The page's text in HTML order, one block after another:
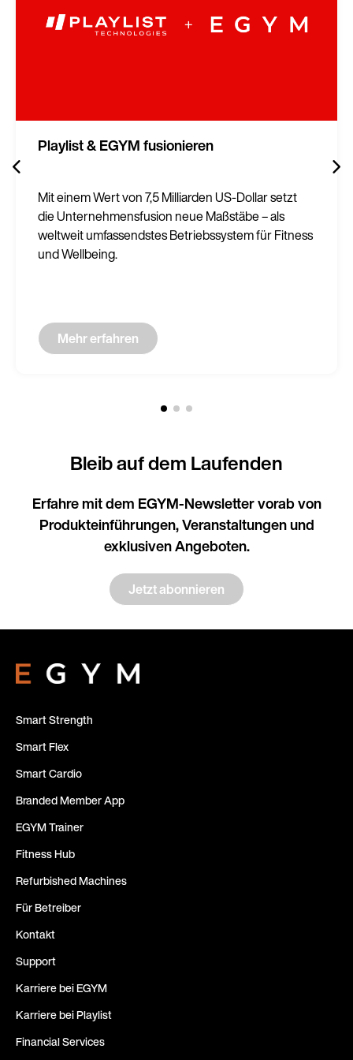
Playlist & EGYM fusionieren
Mit einem Wert von 7,5 Milliarden US-Dollar setzt
die Unternehmensfusion neue Maßstäbe – als
weltweit umfassendstes Betriebssystem für Fitness
und Wellbeing.
Mehr erfahren
Bleib auf dem Laufenden
Erfahre mit dem EGYM-Newsletter vorab von
Produkteinführungen, Veranstaltungen und
exklusiven Angeboten.
Jetzt abonnieren
Smart Strength
Smart Flex
Smart Cardio
Branded Member App
EGYM Trainer
Fitness Hub
Refurbished Machines
Für Betreiber
Kontakt
Support
Karriere bei EGYM
Karriere bei Playlist
Financial Services